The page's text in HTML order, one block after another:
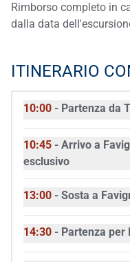
Rimborso completo in
dalla data
ITINERARIO
10:00 - Partenza da
10:45 - Arrivo a
esclusivo
13:00 - Sosta a
14:30 - Partenza per